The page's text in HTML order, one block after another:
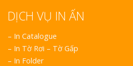
DỊCH VỤ IN ẤN
– In Catalogue
– In Tờ Rơi – Tờ Gấp
– In Folder